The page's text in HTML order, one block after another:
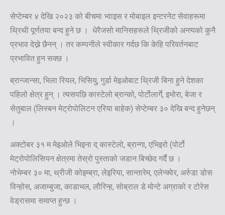
सेप्टेम्बर ४ देखि २०२३ को बीचमा भ्वाइस र मोबाइल इन्टरनेट सेवाहरूमा
थ्रिथी पूर्णतया बन्द हुने छ । धेरैजसो मानिसहरूले थ्रिजीको अन्त्यको कुनै
प्रभाव देख्ने छैनन् । तर कम्पनीले स्वीकार गर्दछ कि केहि परिवर्तनबाट
प्रभावित हुन सक्छ ।
ब्रान्जान्सा, भिला रियल, भिसियु, गुर्डा मेइओबाट थ्रिजी बिना हुने देशका
पहिलो क्षेत्र हुन् । त्यसपछि कास्टेलो ब्रान्को, पोर्टाेलार्गे, इभोरा, बेजा र
सेतुबाल (लिस्बन मेट्रोपोलिटन एरिया बाहेक) सेप्टेम्बर ३० देखि बन्द हुनेछन्
।
अक्टोबर ३१ म मेइओले भिइना द् कास्टेलो, ब्रान्गा, एभिइरो (पोर्टो
मेट्रोपोलिसियन क्षेत्रमा तेस्रो पुस्ताको जडान बिच्छेद गर्दै छ ।
नोभेम्बर ३० मा, थ्रीजी कोइम्ब्रा, लेइरिया, सान्तारेम, एलेन्क्वेर, अर्रुडा डोस
विन्होस, अजाम्बुजा, काडाभल, लौरिन्ह, सोब्राल डे मोन्टे अग्राको र टोरेस
वेड्रासमा समाप्त हुन्छ ।